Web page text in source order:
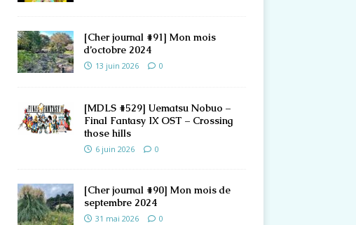
[Cher journal #91] Mon mois
d’octobre 2024
13 juin 2026 0
[MDLS #529] Uematsu Nobuo –
Final Fantasy IX OST – Crossing
those hills
6 juin 2026 0
[Cher journal #90] Mon mois de
septembre 2024
31 mai 2026 0